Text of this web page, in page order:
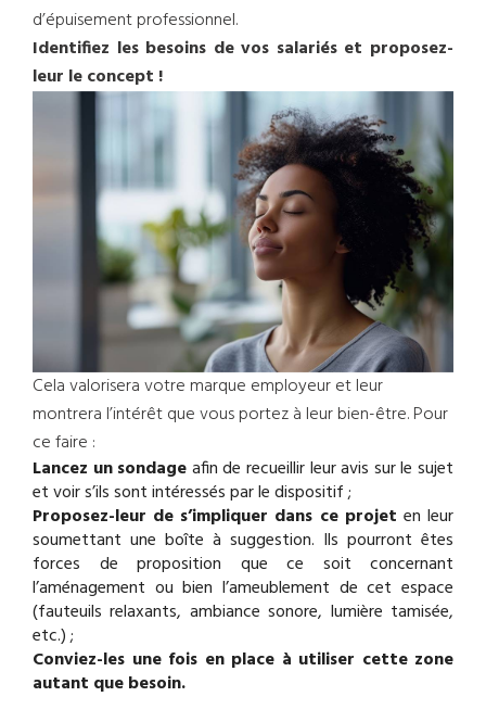
d’épuisement professionnel.
Identifiez les besoins de vos salariés et proposez-
leur le concept !
Cela valorisera votre marque employeur et leur
montrera l’intérêt que vous portez à leur bien-être. Pour
ce faire :
Lancez un sondageafin de recueillir leur avis sur le sujet
et voir s’ils sont intéressés par le dispositif ;
Proposez-leur de s’impliquer dans ce projet en leur
soumettant une boîte à suggestion. Ils pourront êtes
forces de proposition que ce soit concernant
l’aménagement ou bien l’ameublement de cet espace
(fauteuils relaxants, ambiance sonore, lumière tamisée,
etc.) ;
Conviez-les une fois en place à utiliser cette zone
autant que besoin.